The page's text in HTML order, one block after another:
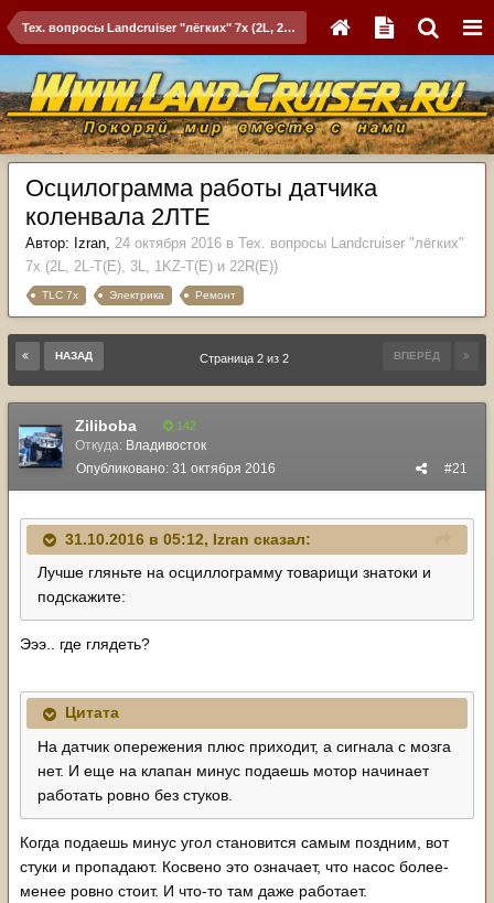
Тех. вопросы Landcruiser "лёгких" 7x (2L, 2L-T(Е), 3L, 1KZ-T(E) и 22R(Е))
Осцилограмма работы датчика
коленвала 2ЛТЕ
Автор: Izran, 24 октября 2016 в Тех. вопросы Landcruiser "лёгких"
7x (2L, 2L-T(Е), 3L, 1KZ-T(E) и 22R(Е))
TLC 7x Электрика Ремонт
НАЗАД ВПЕРЁД
Страница 2 из 2
Ziliboba 142
Откуда: Владивосток
#21
Опубликовано: 31 октября 2016
31.10.2016 в 05:12, Izran сказал:
Лучше гляньте на осциллограмму товарищи знатоки и
подскажите:
Эээ.. где глядеть?
Цитата
На датчик опережения плюс приходит, а сигнала с мозга
нет. И еще на клапан минус подаешь мотор начинает
работать ровно без стуков.
Когда подаешь минус угол становится самым поздним, вот
стуки и пропадают. Косвено это означает, что насос более-
менее ровно стоит. И что-то там даже работает.